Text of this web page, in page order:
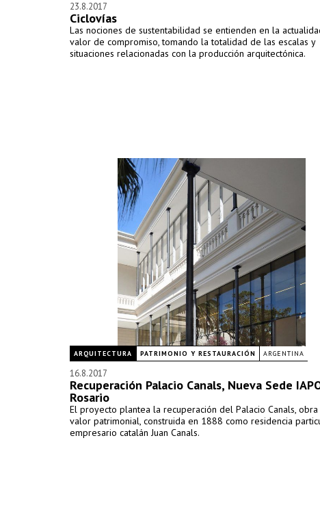
23.8.2017
Ciclovías
Las nociones de sustentabilidad se entienden en la
valor de compromiso, tomando la totalidad de las escalas y
situaciones relacionadas con la producción arquitectónica.
ARQUITECTURA PATRIMONIO Y RESTAURACIÓN ARGENTINA
16.8.2017
Recuperación Palacio Canals, Nueva Sede
Rosario
El proyecto plantea la recuperación del Palacio Canals,
valor patrimonial, construida en 1888 como residencia
empresario catalán Juan Canals.